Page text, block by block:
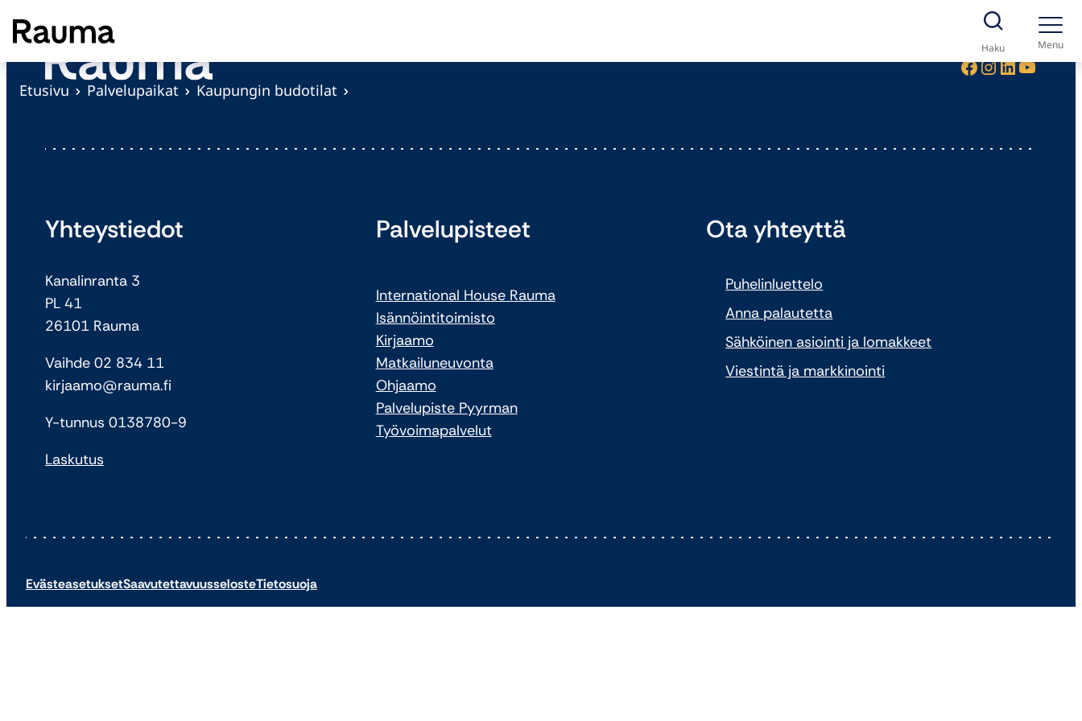
S
i
Haku Menu
Etusivu Palvelupaikat Kaupungin budotilat
Facebook InstagramLinkedIn YouTube
Yhteystiedot
Kanalinranta 3
PL 41
26101 Rauma
Vaihde 02 834 11
kirjaamo@rauma.fi
Y-tunnus 0138780-9
Laskutus
Palvelupisteet
International House Rauma
Isännöintitoimisto
Kirjaamo
Matkailuneuvonta
Ohjaamo
Palvelupiste Pyyrman
Työvoimapalvelut
Ota yhteyttä
Puhelinluettelo
Anna palautetta
Sähköinen asiointi ja lomakkeet
Viestintä ja markkinointi
EvästeasetuksetSaavutettavuusselosteTietosuoja